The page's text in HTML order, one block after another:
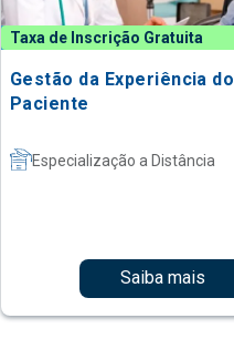
Taxa de Inscrição Gratuita
Gestão da Experiência do
Paciente
Especialização a Distância
Saiba mais